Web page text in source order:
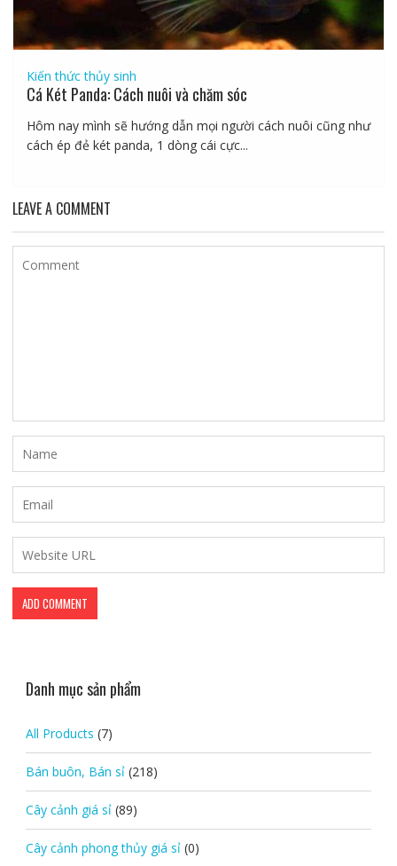
Kiến thức thủy sinh
Cá Két Panda: Cách nuôi và chăm sóc
Hôm nay mình sẽ hướng dẫn mọi người cách nuôi cũng như
cách ép đẻ két panda, 1 dòng cái cực...
LEAVE A COMMENT
Danh mục sản phẩm
All Products (7)
Bán buôn, Bán sỉ (218)
Cây cảnh giá sỉ (89)
Cây cảnh phong thủy giá sỉ (0)